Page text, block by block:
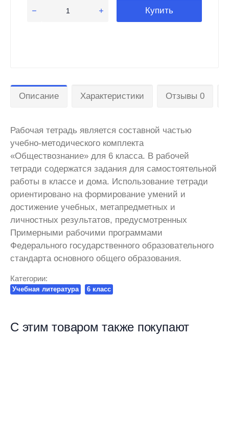
Купить
Описание Характеристики Отзывы 0
Рабочая тетрадь является составной частью
учебно-методического комплекта
«Обществознание» для 6 класса. В рабочей
тетради содержатся задания для самостоятельной
работы в классе и дома. Использование тетради
ориентировано на формирование умений и
достижение учебных, метапредметных и
личностных результатов, предусмотренных
Примерными рабочими программами
Федерального государственного образовательного
стандарта основного общего образования.
Категории:
Учебная литература 6 класс
С этим товаром также покупают